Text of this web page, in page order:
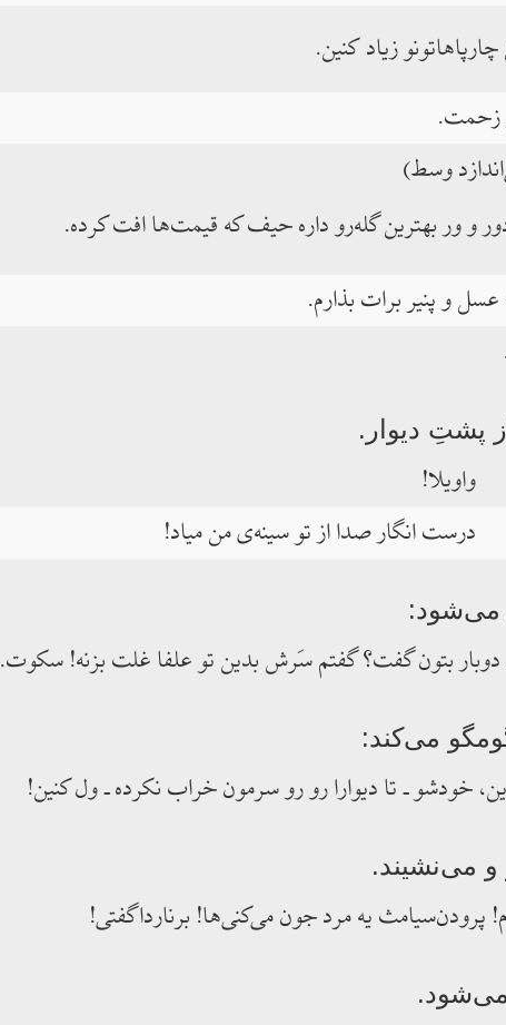
زیاد کنین.
زحمت.
وسط)
و ور بهترین گله‌رو داره حیف که قیمت‌ها افت کرده.
و پنیر برات بذارم.
پشتِ دیوار.
واویلا!
درست انگار صدا از تو سینه‌ی من میاد!
می‌شود:
دوبار بتون گفت؟ گفتم سَرش بدین تو علفا غلت بزنه! سکوت.
می‌کند:
خودشو ـ تا دیوارا رو رو سرمون خراب نکرده ـ ول کنین!
می‌نشیند.
پرودن‌سیامث یه مرد جون می‌کنی‌ها! برنارداگفتی!
می‌شود.